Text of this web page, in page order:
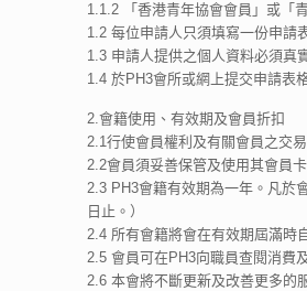
1.1.2 「香港青年協會會員」或「
1.2 每位申請人只須填寫一份申請
1.3 申請人提供之個人資料必須真
1.4 於PH3會所或網上提交申請表
2.會籍使用、有效期及會員折扣
2.1行使會員權利及有關會員之交
2.2會員須妥善保管及使用其會員
2.3 PH3會籍有效期為一年。凡於
日止。）
2.4 所有會籍將會在有效期屆滿時
2.5 會員可在PH3向職員查閱消費
2.6 本會將不斷更新及改善更多的